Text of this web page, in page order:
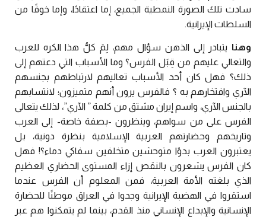
سادت تلك الصورة النمطية الجميع، إما اعتقادًا، وإما خوفًا من
السلطات الإيرانية.
وهنا يتبادر إلى الذهن سؤال مهم، لِمَ كلُّ هذا الكره للعرب
والتعالي عليهم من قِبَل الفرس؟ وما الأسباب التي دعتهم إلى
ذلك؟ فهل كان أحد الأسباب تعاليهم لارتباطهم بجنسهم
الآري وافتخارهم به ؟ فالفرس يرون أنهم متميزون؛ لانتسابهم
بالجنس الآري، واسم إيران مشتق من كلمة ” الآري”، لذلك يتعالى
الفرس على من سواهم، وينظرون -بصفة خاصة- إلى العرب
وتاريخهم وحضارتهم العربية الإسلامية بنظرة دونية، بل
يعتبرون العرب بدوًا متوحشين متخلفين سفاكي دماء؟! فهل
كان الفرس يشعرون بالنقص إزاء المستوى الحضاري العظيم
الذي بلغته الأمة العربية، فمن المعلوم أن الفرس عندما
استقروا في الهضبة الإيرانية وجدوا في العراق موطنًا للحضارة
الإنسانية والإبداع الإنساني منذ القدم، بينما لم يتمكنوا هم عبر